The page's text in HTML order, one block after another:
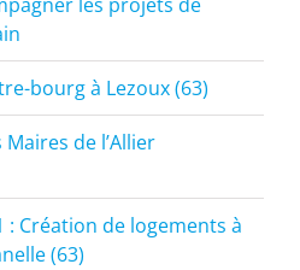
bourg à Lezoux (63)
Maires de l’Allier
: Création de logements à
(63)